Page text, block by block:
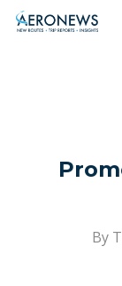
Hit
By